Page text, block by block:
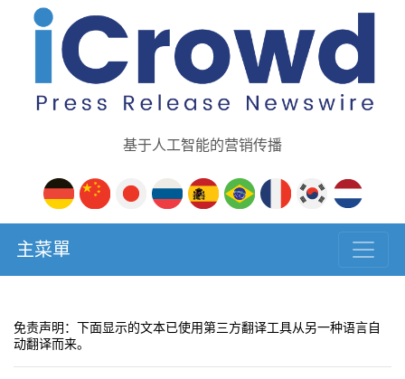
基于人工智能的营销传播
主菜單
免责声明：下面显示的文本已使用第三方翻译工具从另一种语言自
动翻译而来。